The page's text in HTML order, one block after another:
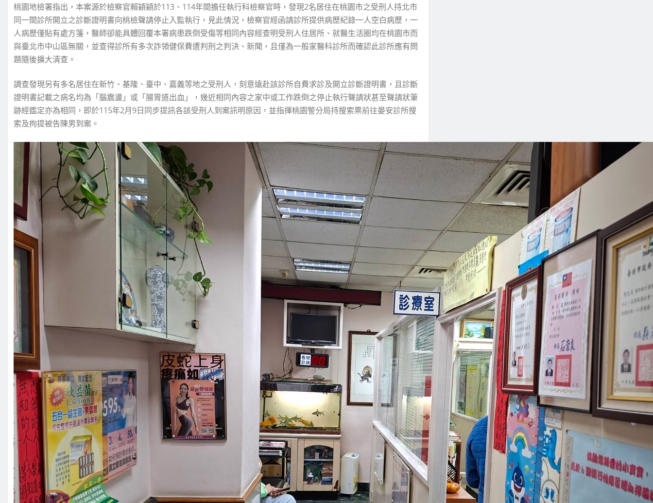
桃園地檢署指出，本案源於檢察官賴穎穎於113、114年間擔任執行科檢察官時，發現2名居住在桃園市之受刑人持北市
同一間診所開立之診斷證明書向桃檢聲請停止入監執行，見此情況，檢察官經函請診所提供病歷紀錄一人空白病歷，一
人病歷僅貼有處方箋，醫師卻能具體回覆本署病患跌倒受傷等相同內容經查明受刑人住居所、就醫生活圈均在桃園市而
與臺北市中山區無關，並查得診所有多次詐領健保費遭判刑之判決、新聞，且僅為一般家醫科診所而確認此診所應有問
題隨後擴大清查。
調查發現另有多名居住在新竹、基隆、臺中、嘉義等地之受刑人，刻意遠赴該診所自費求診及開立診斷證明書，且診斷
證明書記載之病名均為「腦震盪」或「腸胃道出血」，幾近相同內容之家中或工作跌倒之停止執行聲請狀甚至聲請狀筆
跡經鑑定亦為相同，即於115年2月9日同步提訊各該受刑人到案訊明原因，並指揮桃園警分局持搜索票前往晏安診所搜
索及拘提被告陳男到案。